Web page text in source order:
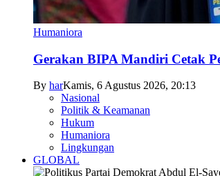
Humaniora
Gerakan BIPA Mandiri Cetak
By harKamis, 6 Agustus 2026, 20:13
Nasional
Politik & Keamanan
Hukum
Humaniora
Lingkungan
GLOBAL